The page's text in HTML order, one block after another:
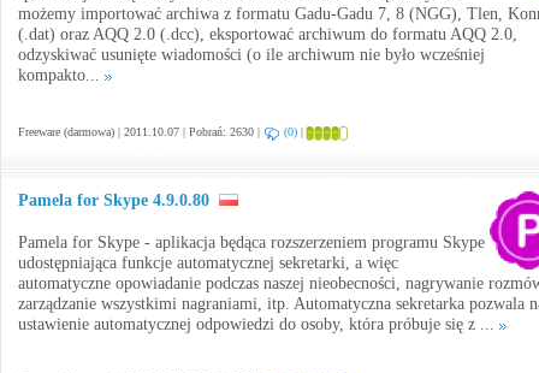
możemy importować archiwa z formatu Gadu-Gadu 7, 8 (NGG), Tlen,
(.dat) oraz AQQ 2.0 (.dcc), eksportować archiwum do formatu AQQ 2.0,
odzyskiwać usunięte wiadomości (o ile archiwum nie było wcześniej
kompakto...
Freeware (darmowa) | 2011.10.07 | Pobrań: 2630 | (0) |
Pamela for Skype 4.9.0.80
Pamela for Skype - aplikacja będąca rozszerzeniem programu Skype
udostępniająca funkcje automatycznej sekretarki, a więc
automatyczne opowiadanie podczas naszej nieobecności, nagrywanie
zarządzanie wszystkimi nagraniami, itp. Automatyczna sekretarka pozwala
ustawienie automatycznej odpowiedzi do osoby, która próbuje się z ...